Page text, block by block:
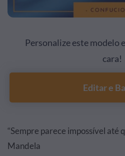
Personalize este modelo
cara!
Editar e
“Sempre parece impossível até
Mandela